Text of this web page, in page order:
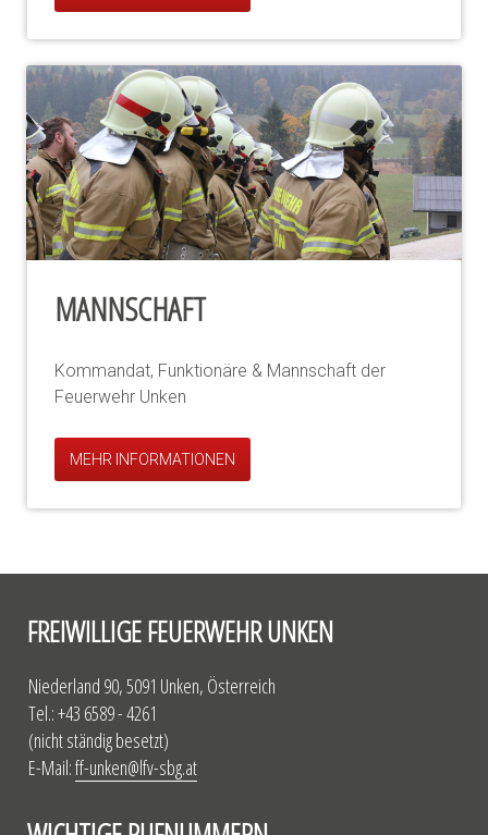
MANNSCHAFT
Kommandat, Funktionäre & Mannschaft der
Feuerwehr Unken
MEHR INFORMATIONEN
FREIWILLIGE FEUERWEHR UNKEN
Niederland 90, 5091 Unken, Österreich
Tel.: +43 6589 - 4261
(nicht ständig besetzt)
E-Mail:ff-unken@lfv-sbg.at